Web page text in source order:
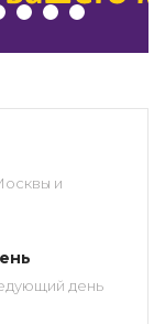
и
день